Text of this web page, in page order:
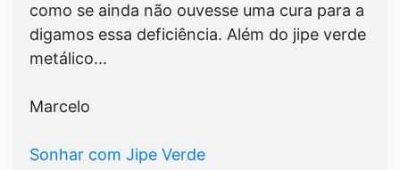
como se ainda não ouvesse uma cura para a
digamos essa deficiência. Além do jipe verde
metálico...
Marcelo
Sonhar com Jipe Verde